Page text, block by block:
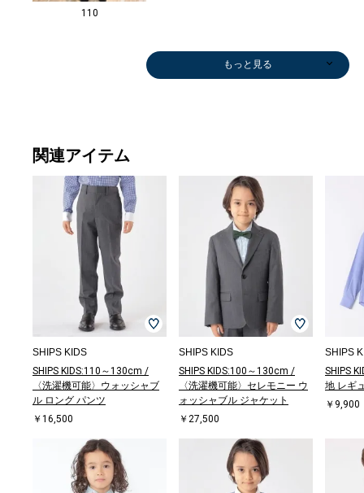
110
もっと見る
関連アイテム
SHIPS KIDS
SHIPS KIDS:110～130cm /
〈洗濯機可能〉ウォッシャブ
ル ロング パンツ
￥16,500
SHIPS KIDS
SHIPS KIDS:100～130cm /
〈洗濯機可能〉セレモニー ウ
ォッシャブル ジャケット
￥27,500
SHIPS
SHIPS
地 レギ
￥9,900